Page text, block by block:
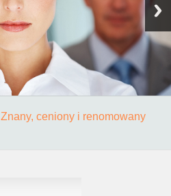
Znany, ceniony i renomowany